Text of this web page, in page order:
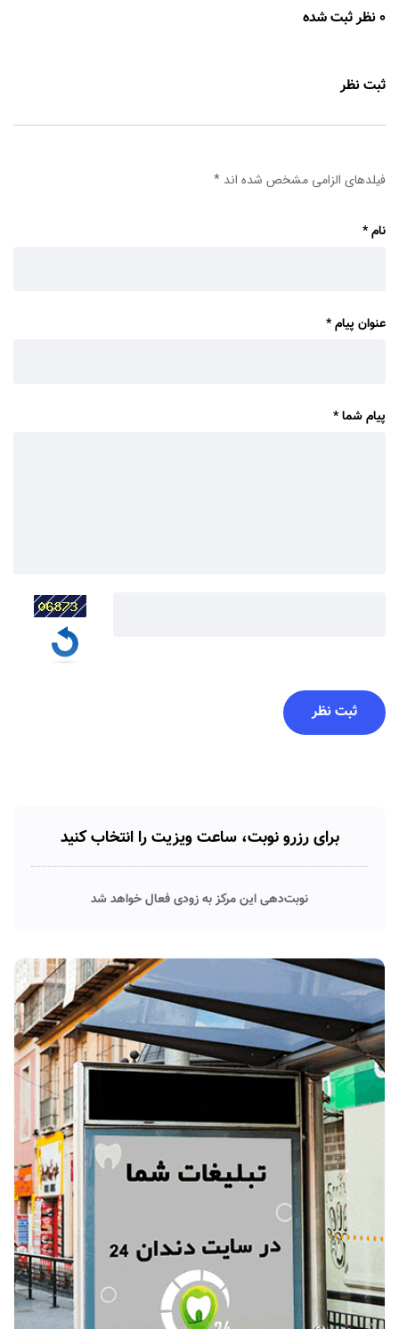
0 نظر ثبت شده
ثبت نظر
فیلدهای الزامی مشخص شده اند *
نام*
عنوان پیام*
پیام شما*
برای رزرو نوبت، ساعت ویزیت را انتخاب کنید
نوبت‌دهی این مرکز به زودی فعال خواهد شد